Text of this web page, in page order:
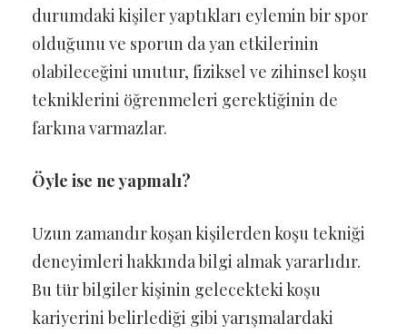
durumdaki kişiler yaptıkları eylemin bir spor
olduğunu ve sporun da yan etkilerinin
olabileceğini unutur, fiziksel ve zihinsel koşu
tekniklerini öğrenmeleri gerektiğinin de
farkına varmazlar.
Öyle ise ne yapmalı?
Uzun zamandır koşan kişilerden koşu tekniği
deneyimleri hakkında bilgi almak yararlıdır.
Bu tür bilgiler kişinin gelecekteki koşu
kariyerini belirlediği gibi yarışmalardaki